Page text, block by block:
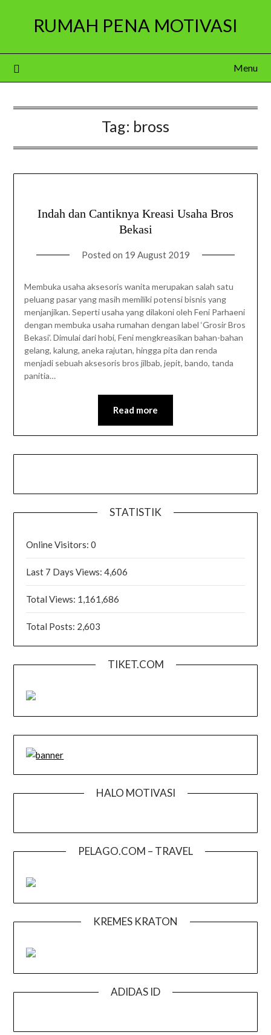
RUMAH PENA MOTIVASI
Menu
Tag: bross
Indah dan Cantiknya Kreasi Usaha Bros
Bekasi
Posted on 19 August 2019
Membuka usaha aksesoris wanita merupakan salah satu
peluang pasar yang masih memiliki potensi bisnis yang
menjanjikan. Seperti usaha yang dilakoni oleh Feni Parhaeni
dengan membuka usaha rumahan dengan label ‘Grosir Bros
Bekasi’. Dimulai dari hobi, Feni mengkreasikan bahan-bahan
gelang, kalung, aneka rajutan, hingga pita dan renda
menjadi sebuah aksesoris bros jilbab, jepit, bando, tanda
panitia…
Read more
STATISTIK
Online Visitors:0
Last 7 Days Views:4,606
Total Views: 1,161,686
Total Posts: 2,603
TIKET.COM
HALO MOTIVASI
PELAGO.COM – TRAVEL
KREMES KRATON
ADIDAS ID